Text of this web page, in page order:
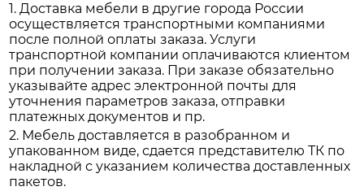
1. Доставка мебели в другие города России
осуществляется транспортными компаниями
после полной оплаты заказа. Услуги
транспортной компании оплачиваются клиентом
при получении заказа. При заказе обязательно
указывайте адрес электронной почты для
уточнения параметров заказа, отправки
платежных документов и пр.
2. Мебель доставляется в разобранном и
упакованном виде, сдается представителю ТК по
накладной с указанием количества доставленных
пакетов.